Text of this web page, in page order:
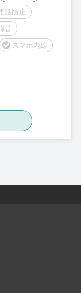
話防止
音
スマホ内線